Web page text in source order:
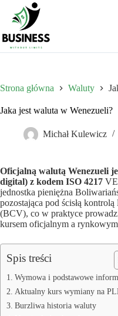
Przejdź
treści
Strona główna Waluty
Jaka jest waluta w Wenezueli?
Michał Kulewicz
Oficjalną walutą Wenezueli
digital) z kodem ISO 4217
jednostka pieniężna
pozostająca pod ścisłą
(BCV), co w praktyce
kursem oficjalnym a
Spis treści
Wymowa i podstawowe
Aktualny kurs wymiany na
Burzliwa historia waluty